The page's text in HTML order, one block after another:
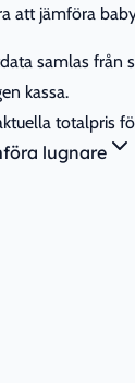
att jämföra
samlas från
kassa.
totalpris
lugnare